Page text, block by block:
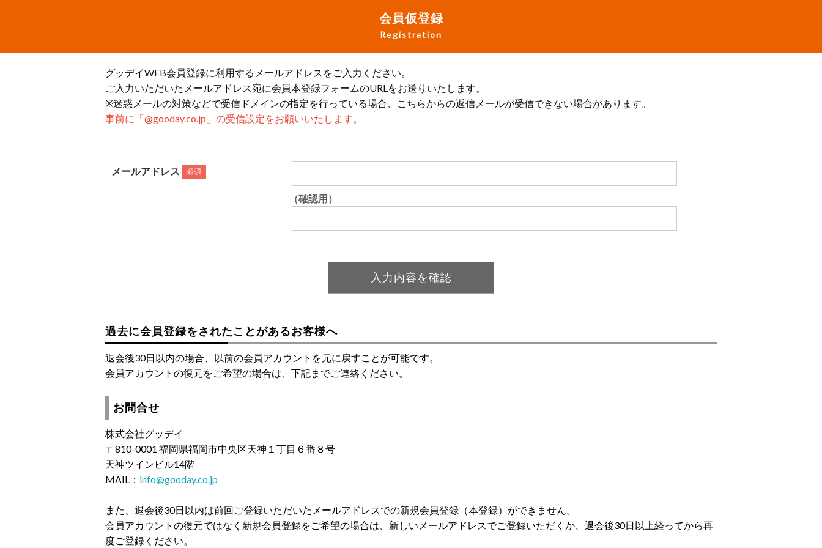
会員仮登録
Registration
グッデイWEB会員登録に利用するメールアドレスをご入力ください。
ご入力いただいたメールアドレス宛に会員本登録フォームのURLをお送りいたします。
※迷惑メールの対策などで受信ドメインの指定を行っている場合、こちらからの返信メールが受信できない場合があります。
事前に「@gooday.co.jp」の受信設定をお願いいたします。
メールアドレス 必須
（確認用）
過去に会員登録をされたことがあるお客様へ
退会後30日以内の場合、以前の会員アカウントを元に戻すことが可能です。
会員アカウントの復元をご希望の場合は、下記までご連絡ください。
お問合せ
株式会社グッデイ
〒810-0001 福岡県福岡市中央区天神１丁目６番８号
天神ツインビル14階
MAIL： info@gooday.co.jp
また、退会後30日以内は前回ご登録いただいたメールアドレスでの新規会員登録（本登録）ができません。
会員アカウントの復元ではなく新規会員登録をご希望の場合は、新しいメールアドレスでご登録いただくか、退会後30日以上経ってから再
度ご登録ください。